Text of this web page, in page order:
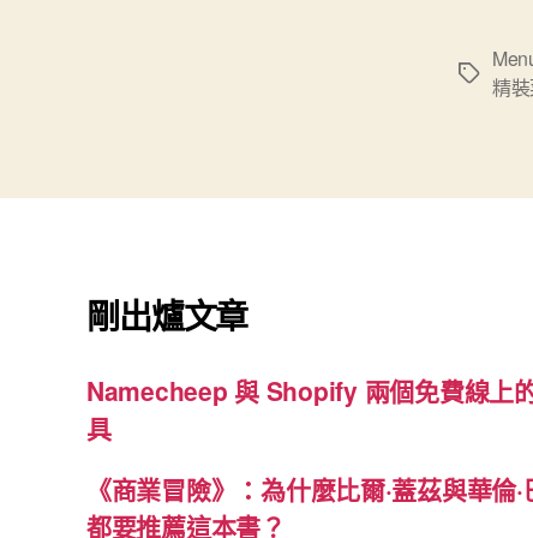
標 精
剛出爐文章
Namecheep 與 Shopify 兩個免費線上
具
《商業冒險》：為什麼比爾·蓋茲與華倫
都要推薦這本書？